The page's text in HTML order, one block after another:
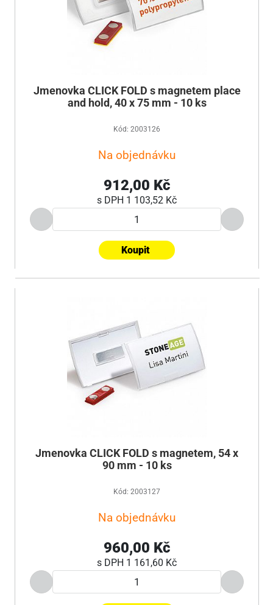
Jmenovka CLICK FOLD s magnetem place
and hold, 40 x 75 mm - 10 ks
Kód: 2003126
Na objednávku
912,00 Kč
s DPH 1 103,52 Kč
Koupit
Jmenovka CLICK FOLD s magnetem, 54 x
90 mm - 10 ks
Kód: 2003127
Na objednávku
960,00 Kč
s DPH 1 161,60 Kč